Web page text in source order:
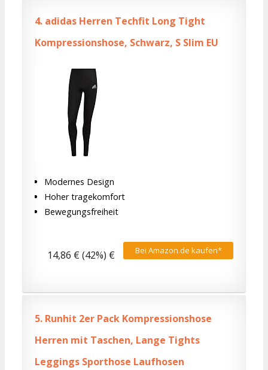
4. adidas Herren Techfit Long Tight
Kompressionshose, Schwarz, S Slim EU
Modernes Design
Hoher tragekomfort
Bewegungsfreiheit
Bei Amazon.de kaufen*
14,86 € (42%) €
5. Runhit 2er Pack Kompressionshose
Herren mit Taschen, Lange Tights
Leggings Sporthose Laufhosen